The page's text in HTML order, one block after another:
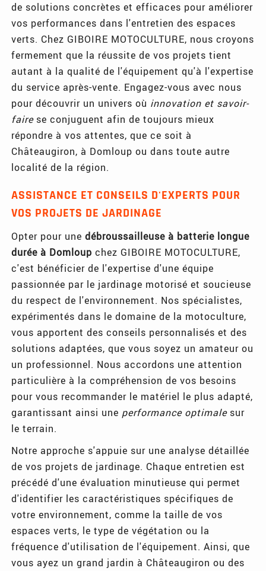
de solutions concrètes et efficaces pour améliorer
vos performances dans l'entretien des espaces
verts. Chez GIBOIRE MOTOCULTURE, nous croyons
fermement que la réussite de vos projets tient
autant à la qualité de l'équipement qu'à l'expertise
du service après-vente. Engagez-vous avec nous
pour découvrir un univers où innovation et savoir-
fairese conjuguent afin de toujours mieux
répondre à vos attentes, que ce soit à
Châteaugiron, à Domloup ou dans toute autre
localité de la région.
ASSISTANCE ET CONSEILS D'EXPERTS POUR
VOS PROJETS DE JARDINAGE
Opter pour unedébroussailleuse à batterie longue
durée à Domloup chez GIBOIRE MOTOCULTURE,
c'est bénéficier de l'expertise d'une équipe
passionnée par le jardinage motorisé et soucieuse
du respect de l'environnement. Nos spécialistes,
expérimentés dans le domaine de la motoculture,
vous apportent des conseils personnalisés et des
solutions adaptées, que vous soyez un amateur ou
un professionnel. Nous accordons une attention
particulière à la compréhension de vos besoins
pour vous recommander le matériel le plus adapté,
garantissant ainsi une performance optimalesur
le terrain.
Notre approche s'appuie sur une analyse détaillée
de vos projets de jardinage. Chaque entretien est
précédé d'une évaluation minutieuse qui permet
d'identifier les caractéristiques spécifiques de
votre environnement, comme la taille de vos
espaces verts, le type de végétation ou la
fréquence d'utilisation de l'équipement. Ainsi, que
vous ayez un grand jardin à Châteaugiron ou des